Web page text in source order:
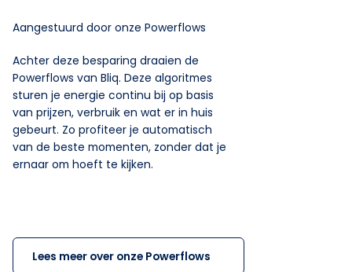
Aangestuurd door onze Powerflows
Achter deze besparing draaien de
Powerflows van Bliq. Deze algoritmes
sturen je energie continu bij op basis
van prijzen, verbruik en wat er in huis
gebeurt. Zo profiteer je automatisch
van de beste momenten, zonder dat je
ernaar om hoeft te kijken.
Lees meer over onze Powerflows